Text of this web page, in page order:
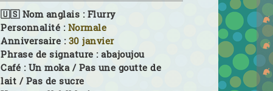
🇺🇸 Nom anglais : Flurry
Personnalité : Normale
Anniversaire : 30 janvier
Phrase de signature :abajoujou
Café : Un moka / Pas une goutte de
lait / Pas de sucre